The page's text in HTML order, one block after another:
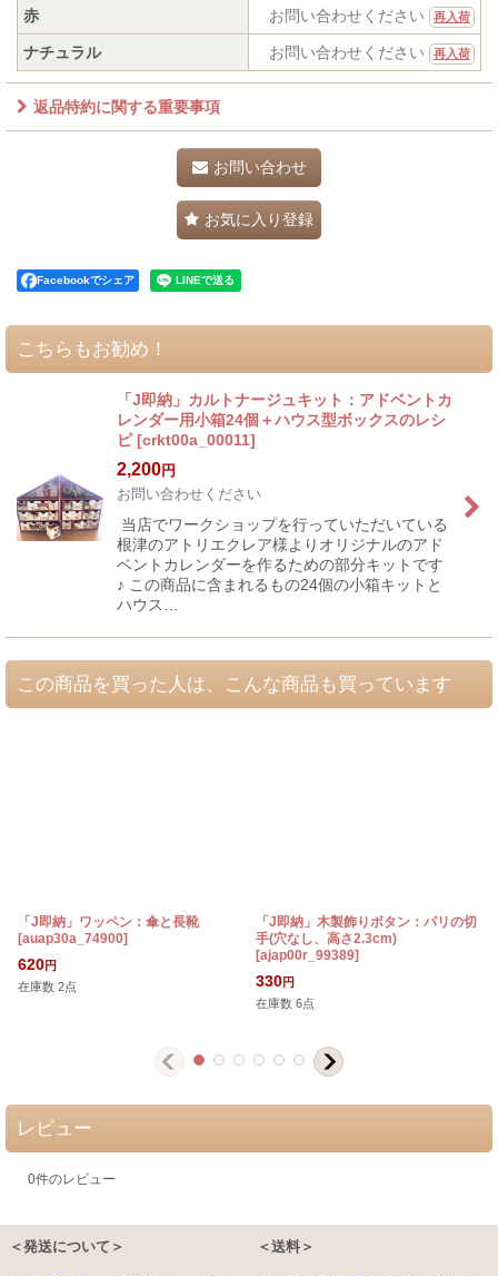
赤 お問い合わせください 再入荷
ナチュラル お問い合わせください 再入荷
返品特約に関する重要事項
お問い合わせ
お気に入り登録
Facebookでシェア
こちらもお勧め！
「J即納」カルトナージュキット：アドベントカ
レンダー用小箱24個＋ハウス型ボックスのレシ
ピ [crkt00a_00011]
2,200円
お問い合わせください
当店でワークショップを行っていただいている
根津のアトリエクレア様よりオリジナルのアド
ベントカレンダーを作るための部分キットです
♪ この商品に含まれるもの24個の小箱キットと
ハウス…
この商品を買った人は、こんな商品も買っています
「J即納」ワッペン：傘と長靴
[auap30a_74900]
620円
在庫数 2点
「J即納」木製飾りボタン：パリの切
手(穴なし、高さ2.3cm)
[ajap00r_99389]
330円
在庫数 6点
レビュー
0件のレビュー
＜発送について＞ ＜送料＞